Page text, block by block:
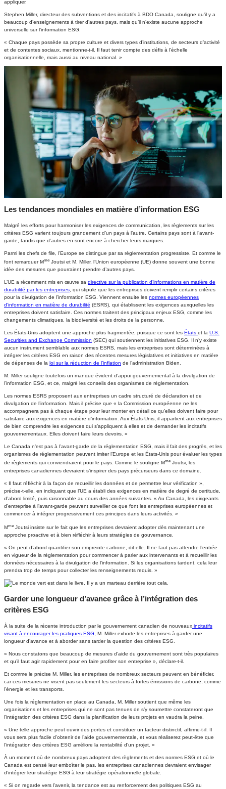
appliquer.
Stephen Miller, directeur des subventions et des incitatifs à BDO Canada, souligne qu’il y a
beaucoup d’enseignements à tirer d’autres pays, mais qu’il n’existe aucune approche
universelle sur l’information ESG.
« Chaque pays possède sa propre culture et divers types d’institutions, de secteurs d’activité
et de contextes sociaux, mentionne-t-il. Il faut tenir compte des défis à l’échelle
organisationnelle, mais aussi au niveau national. »
Les tendances mondiales en matière d’information ESG
Malgré les efforts pour harmoniser les exigences de communication, les règlements sur les
critères ESG varient toujours grandement d’un pays à l’autre. Certains pays sont à l’avant-
garde, tandis que d’autres en sont encore à chercher leurs marques.
Parmi les chefs de file, l’Europe se distingue par sa réglementation progressiste. Et comme le
font remarquer Mme Joutsi et M. Miller, l’Union européenne (UE) donne souvent une bonne
idée des mesures que pourraient prendre d’autres pays.
L’UE a récemment mis en œuvre sa directive sur la publication d’informations en matière de
durabilité par les entreprises , qui stipule que les entreprises doivent remplir certains critères
pour la divulgation de l’information ESG. Viennent ensuite les normes européennes
d’information en matière de durabilité (ESRS), qui établissent les exigences auxquelles les
entreprises doivent satisfaire. Ces normes traitent des principaux enjeux ESG, comme les
changements climatiques, la biodiversité et les droits de la personne.
Les États-Unis adoptent une approche plus fragmentée, puisque ce sont les États et la U.S.
Securities and Exchange Commission (SEC) qui soutiennent les initiatives ESG. Il n’y existe
aucun instrument semblable aux normes ESRS, mais les entreprises sont déterminées à
intégrer les critères ESG en raison des récentes mesures législatives et initiatives en matière
de dépenses de la loi sur la réduction de l’inflation de l’administration Biden.
M. Miller souligne toutefois un manque évident d’appui gouvernemental à la divulgation de
l’information ESG, et ce, malgré les conseils des organismes de réglementation.
Les normes ESRS proposent aux entreprises un cadre structuré de déclaration et de
divulgation de l’information. Mais il précise que « la Commission européenne ne les
accompagnera pas à chaque étape pour leur monter en détail ce qu’elles doivent faire pour
satisfaire aux exigences en matière d’information. Aux États-Unis, il appartient aux entreprises
de bien comprendre les exigences qui s’appliquent à elles et de demander les incitatifs
gouvernementaux. Elles doivent faire leurs devoirs. »
Le Canada n’est pas à l’avant-garde de la réglementation ESG, mais il fait des progrès, et les
organismes de réglementation peuvent imiter l’Europe et les États-Unis pour évaluer les types
de règlements qui conviendraient pour le pays. Comme le souligne Mme Joutsi, les
entreprises canadiennes devraient s’inspirer des pays précurseurs dans ce domaine.
« Il faut réfléchir à la façon de recueillir les données et de permettre leur vérification »,
précise-t-elle, en indiquant que l’UE a établi des exigences en matière de degré de certitude,
d’abord limité, puis raisonnable au cours des années suivantes. « Au Canada, les dirigeants
d’entreprise à l’avant-garde peuvent surveiller ce que font les entreprises européennes et
commencer à intégrer progressivement ces principes dans leurs activités. »
Mme Joutsi insiste sur le fait que les entreprises devraient adopter dès maintenant une
approche proactive et à bien réfléchir à leurs stratégies de gouvernance.
« On peut d’abord quantifier son empreinte carbone, dit-elle. Il ne faut pas attendre l’entrée
en vigueur de la réglementation pour commencer à parler aux intervenants et à recueillir les
données nécessaires à la divulgation de l’information. Si les organisations tardent, cela leur
prendra trop de temps pour collecter les renseignements requis. »
Garder une longueur d’avance grâce à l’intégration des
critères ESG
À la suite de la récente introduction par le gouvernement canadien de nouveaux incitatifs
visant à encourager les pratiques ESG , M. Miller exhorte les entreprises à garder une
longueur d’avance et à aborder sans tarder la question des critères ESG.
« Nous constatons que beaucoup de mesures d’aide du gouvernement sont très populaires
et qu’il faut agir rapidement pour en faire profiter son entreprise », déclare-t-il.
Et comme le précise M. Miller, les entreprises de nombreux secteurs peuvent en bénéficier,
car ces mesures ne visent pas seulement les secteurs à fortes émissions de carbone, comme
l’énergie et les transports.
Une fois la réglementation en place au Canada, M. Miller soutient que même les
organisations et les entreprises qui ne sont pas tenues de s’y soumettre constateront que
l’intégration des critères ESG dans la planification de leurs projets en vaudra la peine.
« Une telle approche peut ouvrir des portes et constituer un facteur distinctif, affirme-t-il. Il
vous sera plus facile d’obtenir de l’aide gouvernementale, et vous réaliserez peut-être que
l’intégration des critères ESG améliore la rentabilité d’un projet. »
À un moment où de nombreux pays adoptent des règlements et des normes ESG et où le
Canada est censé leur emboîter le pas, les entreprises canadiennes devraient envisager
d’intégrer leur stratégie ESG à leur stratégie opérationnelle globale.
« Si on regarde vers l’avenir, la tendance est au renforcement des politiques ESG au